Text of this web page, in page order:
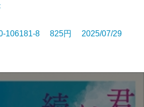
106181-8 825円 2025/07/29